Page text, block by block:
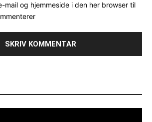
mail og hjemmeside i den her browser til